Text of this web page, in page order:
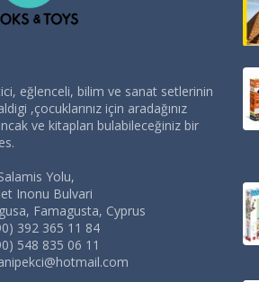
eğlenceli, bilim ve sanat setlerinin
,çocuklarınız için aradağınız
ve kitapları bulabileceğiniz bir
Yolu,
Inonu Bulvari
Famagusta, Cyprus
392 365 11 84
548 835 06 11